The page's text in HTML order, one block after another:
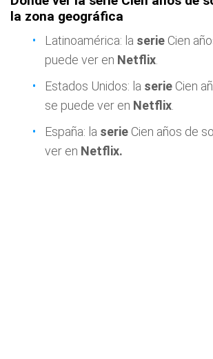
la zona geográfica
Latinoamérica: la serie Cien
puede ver en Netflix
Estados Unidos: la serie Cien
se puede ver en Netflix
España: la serie Cien años de
ver en Netflix.